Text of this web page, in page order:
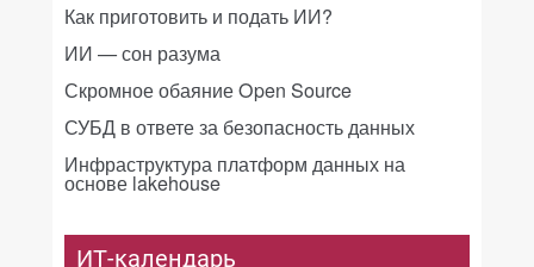
Как приготовить и подать ИИ?
ИИ — сон разума
Скромное обаяние Open Source
СУБД в ответе за безопасность данных
Инфраструктура платформ данных на
основе lakehouse
ИТ-календарь